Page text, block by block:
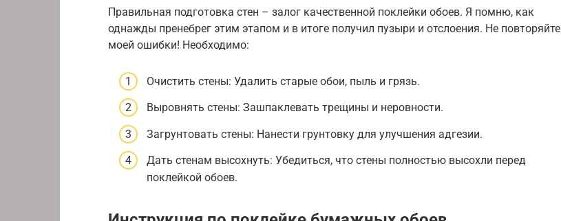
Правильная подготовка стен – залог качественной поклейки обоев. Я помню, как
однажды пренебрег этим этапом и в итоге получил пузыри и отслоения. Не повторяйте
моей ошибки! Необходимо:
Очистить стены: Удалить старые обои, пыль и грязь.
Выровнять стены: Зашпаклевать трещины и неровности.
Загрунтовать стены: Нанести грунтовку для улучшения адгезии.
Дать стенам высохнуть: Убедиться, что стены полностью высохли перед
поклейкой обоев.